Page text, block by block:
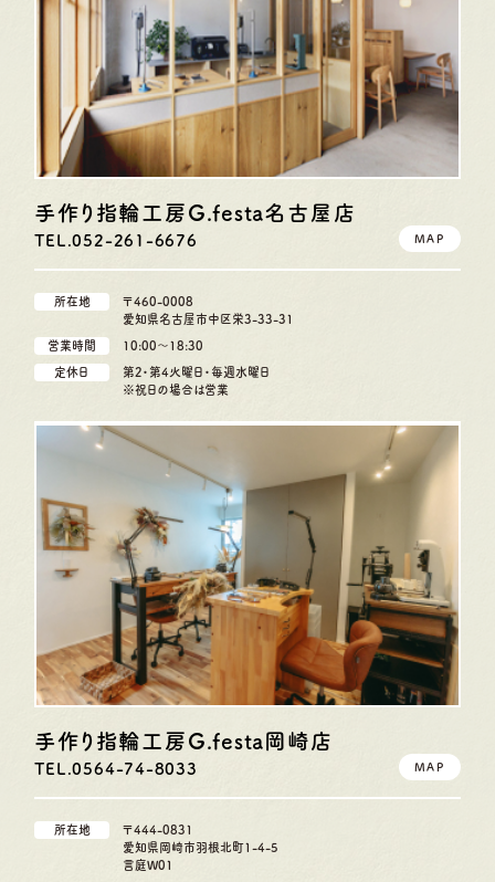
手作り指輪工房G.festa名古屋店
TEL.052-261-6676 MAP
所在地
〒460-0008
愛知県名古屋市中区栄3-33-31
営業時間 10:00〜18:30
定休日
第2・第4火曜日・毎週水曜日
※祝日の場合は営業
手作り指輪工房G.festa岡崎店
TEL.0564-74-8033 MAP
所在地
〒444-0831
愛知県岡崎市羽根北町1-4-5
言庭W01